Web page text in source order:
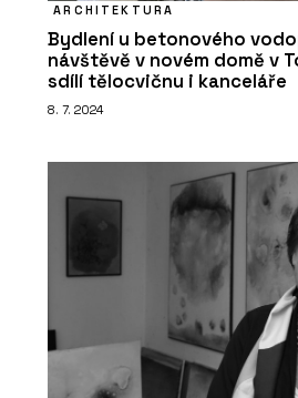
ARCHITEKTURA
Bydlení u betonového
návštěvě v novém domě v
sdílí tělocvičnu i kanceláře
8. 7. 2024